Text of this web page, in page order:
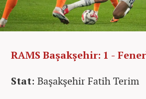
RAMS Başakşehir: 1 -
Stat: Başakşehir Fatih Terim